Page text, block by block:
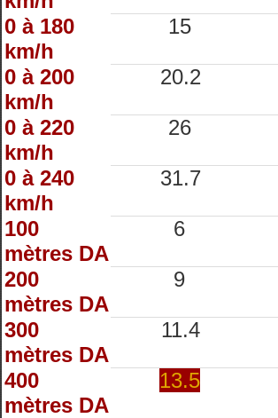
0 à 180
km/h
15
0 à 200
km/h
20.2
0 à 220
km/h
26
0 à 240
km/h
31.7
100
mètres DA
6
200
mètres DA
9
300
mètres DA
11.4
400
mètres DA
13.5